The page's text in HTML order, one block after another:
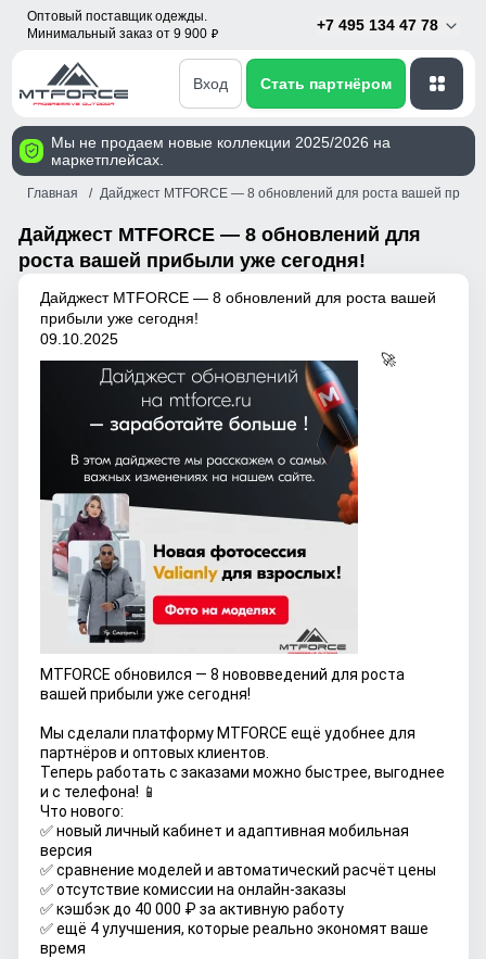
Оптовый поставщик одежды.
Минимальный заказ от 9 900 p
+7 495 134 47 78
Вход Стать партнёром
Мы не продаем новые коллекции 2025/2026 на
маркетплейсах.
Главная Дайджест MTFORCE — 8 обновлений для роста вашей
Дайджест MTFORCE — 8 обновлений для
роста вашей прибыли уже сегодня!
Дайджест MTFORCE — 8 обновлений для роста вашей
прибыли уже сегодня!
09.10.2025
🚀
MTFORCE обновился — 8 нововведений для роста
вашей прибыли уже сегодня!
Мы сделали платформу MTFORCE ещё удобнее для
партнёров и оптовых клиентов.
Теперь работать с заказами можно быстрее, выгоднее
и с телефона! 📱
Что нового:
✅ новый личный кабинет и адаптивная мобильная
версия
✅ сравнение моделей и автоматический расчёт цены
✅ отсутствие комиссии на онлайн-заказы
✅ кэшбэк до 40 000 ₽ за активную работу
✅ ещё 4 улучшения, которые реально экономят ваше
время